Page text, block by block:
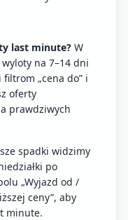
last minute? W
na 7–14 dni
„cena do” i
oferty
prawdziwych
spadki widzimy
po
„Wyjazd od /
ceny”, aby
minute.